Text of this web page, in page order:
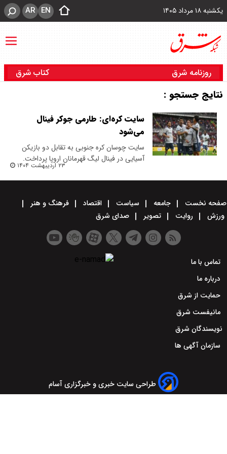
یکشنبه ۱۸ مرداد ۱۴۰۵ EN
AR
روزنامه شرق کتاب شرق
نتایج جستجو :
سایت کره‌ای: طارمی جوکر فینال
می‌شود
سایت چوسان کره جنوبی به تقابل دو بازیکن
آسیایی در فینال لیگ قهرمانان اروپا پرداخت.
۲۳ اردیبهشت ۱۴۰۴
صفحه نخست جامعه سیاست اقتصاد
فرهنگ و هنر
ورزش
روایت تصویر صدای شرق
تماس با ما
درباره ما
حمایت از شرق
مانیفست شرق
نویسندگان شرق
سازمان آگهی ها
طراحی سایت خبری و خبرگزاری آسام